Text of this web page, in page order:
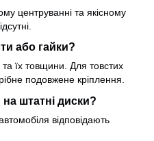
центруванні та якісному
або гайки?
їх товщини. Для товстих
подовжене кріплення.
штатні диски?
відповідають